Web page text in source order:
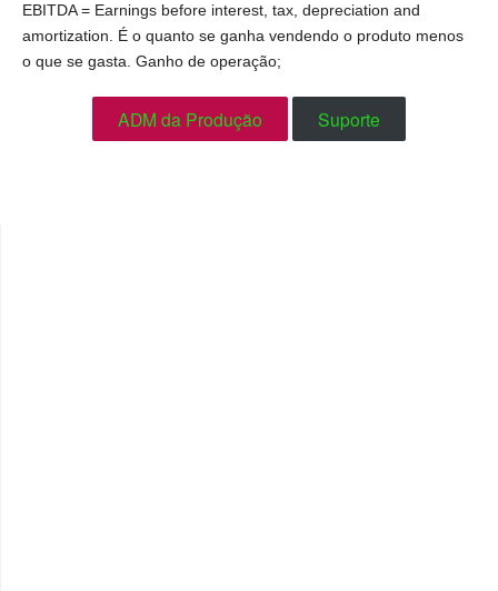
EBITDA = Earnings before interest, tax, depreciation and
amortization. É o quanto se ganha vendendo o produto menos
o que se gasta. Ganho de operação;
ADM da Produção Suporte